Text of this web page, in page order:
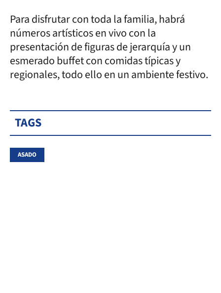
Para disfrutar con toda la familia, habrá
números artísticos en vivo con la
presentación de figuras de jerarquía y un
esmerado buffet con comidas típicas y
regionales, todo ello en un ambiente festivo.
TAGS
ASADO